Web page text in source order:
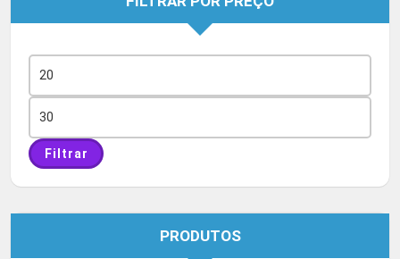
mínimo
máximo
Filtrar
PRODUTOS